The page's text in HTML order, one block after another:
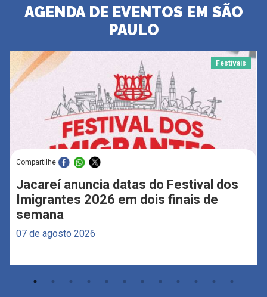
AGENDA DE EVENTOS EM SÃO
PAULO
Festivais
Compartilhe
Jacareí anuncia datas do Festival dos
Imigrantes 2026 em dois finais de
semana
07 de agosto 2026